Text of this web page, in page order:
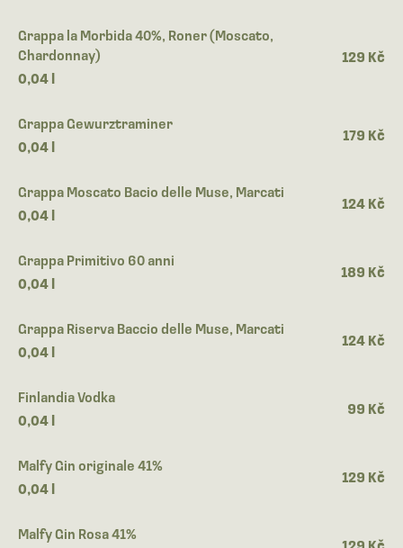
Grappa la Morbida 40%, Roner (Moscato,
Chardonnay)
0,04 l
129 Kč
Grappa Gewurztraminer
0,04 l
179 Kč
Grappa Moscato Bacio delle Muse, Marcati
0,04 l
124 Kč
Grappa Primitivo 60 anni
0,04 l
189 Kč
Grappa Riserva Baccio delle Muse, Marcati
0,04 l
124 Kč
Finlandia Vodka
0,04 l
99 Kč
Malfy Gin originale 41%
0,04 l
129 Kč
Malfy Gin Rosa 41%